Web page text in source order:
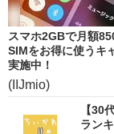
スマホ2GBで月額
SIMをお得に使うキ
実施中！
(IIJmio)
【30
ラン